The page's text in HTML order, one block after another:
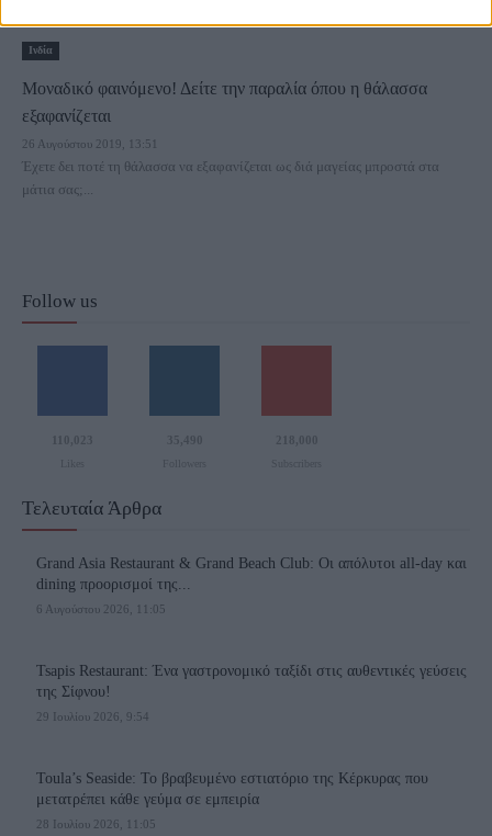
Ινδία
Μοναδικό φαινόμενο! Δείτε την παραλία όπου η θάλασσα
εξαφανίζεται
26 Αυγούστου 2019, 13:51
Έχετε δει ποτέ τη θάλασσα να εξαφανίζεται ως διά μαγείας μπροστά στα
μάτια σας;...
Follow us
110,023 35,490 218,000
Τελευταία Άρθρα
Grand Asia Restaurant & Grand Beach Club: Οι απόλυτοι all-day και
dining προορισμοί της...
6 Αυγούστου 2026, 11:05
Tsapis Restaurant: Ένα γαστρονομικό ταξίδι στις αυθεντικές γεύσεις
της Σίφνου!
29 Ιουλίου 2026, 9:54
Toula’s Seaside: Το βραβευμένο εστιατόριο της Κέρκυρας που
μετατρέπει κάθε γεύμα σε εμπειρία
28 Ιουλίου 2026, 11:05